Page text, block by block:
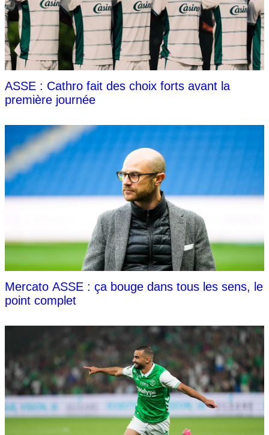
ASSE : Cathro fait des choix forts avant la
première journée
Mercato ASSE : ça bouge dans tous les sens, le
point complet